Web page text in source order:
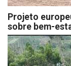
Projeto
sobre bem-